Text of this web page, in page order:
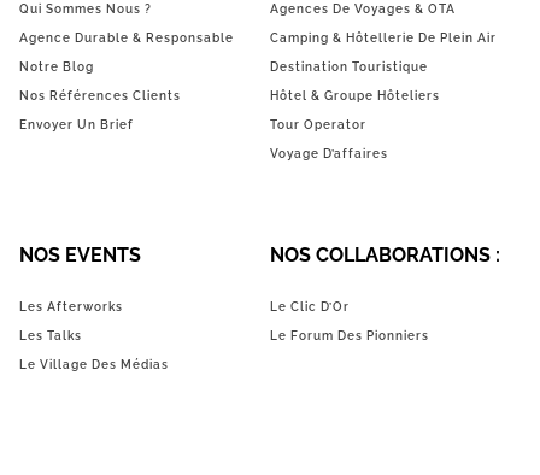
Qui Sommes Nous ?
Agence Durable & Responsable
Notre Blog
Nos Références Clients
Envoyer Un Brief
Agences De Voyages & OTA
Camping & Hôtellerie De Plein Air
Destination Touristique
Hôtel & Groupe Hôteliers
Tour Operator
Voyage D’affaires
NOS EVENTS
Les Afterworks
Les Talks
Le Village Des Médias
NOS COLLABORATIONS :
Le Clic D’Or
Le Forum Des Pionniers